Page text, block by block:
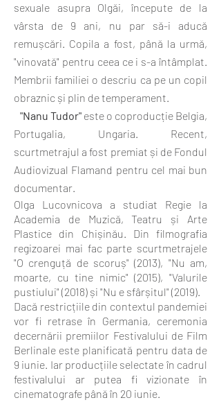
sexuale asupra Olgăi, începute de la
vârsta de 9 ani, nu par să-i aducă
remușcări. Copila a fost, până la urmă,
"vinovată" pentru ceea ce i s-a întâmplat.
Membrii familiei o descriu ca pe un copil
obraznic și plin de temperament.
"Nanu Tudor" este o coproducție Belgia,
Portugalia, Ungaria. Recent,
scurtmetrajul a fost premiat și de Fondul
Audiovizual Flamand pentru cel mai bun
documentar.
Olga Lucovnicova a studiat Regie la
Academia de Muzică, Teatru și Arte
Plastice din Chișinău. Din filmografia
regizoarei mai fac parte scurtmetrajele
"O crenguță de scoruș" (2013), "Nu am,
moarte, cu tine nimic" (2015), "Valurile
pustiului" (2018) și "Nu e sfârșitul" (2019).
Dacă restricțiile din contextul pandemiei
vor fi retrase în Germania, ceremonia
decernării premiilor Festivalului de Film
Berlinale este planificată pentru data de
9 iunie. Iar producțiile selectate în cadrul
festivalului ar putea fi vizionate în
cinematografe până în 20 iunie.